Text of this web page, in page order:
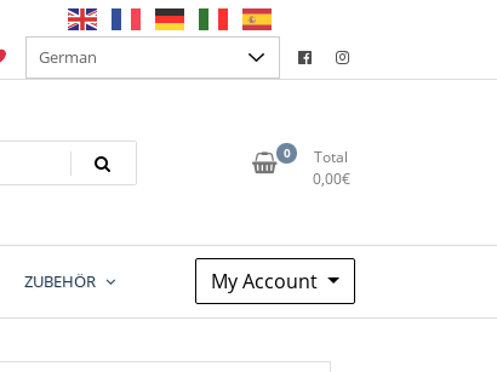
0
Total
0,00€
ZUBEHÖR My Account